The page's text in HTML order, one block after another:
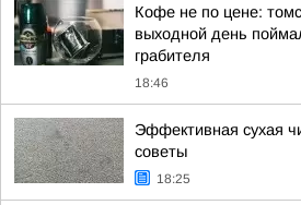
Кофе не по цене:
выходной день
грабителя
18:46
Эффективная сухая
советы
18:25